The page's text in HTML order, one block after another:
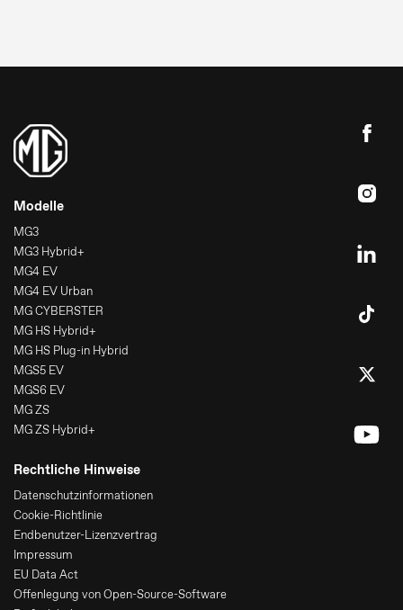
Modelle
MG3
MG3 Hybrid+
MG4 EV
MG4 EV Urban
MG CYBERSTER
MG HS Hybrid+
MG HS Plug-in Hybrid
MGS5 EV
MGS6 EV
MG ZS
MG ZS Hybrid+
Rechtliche Hinweise
Datenschutzinformationen
Cookie-Richtlinie
Endbenutzer-Lizenzvertrag
Impressum
EU Data Act
Offenlegung von Open-Source-Software